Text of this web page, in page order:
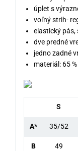
úplet s
voľný strih-
elastický pás,
dve predné
jedno zadné
materiál: 65
S
A* 35/52
B 49